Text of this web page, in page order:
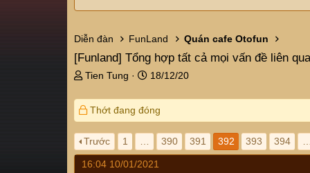
Diễn đàn FunLand Quán cafe Otofun
[Funland] Tổng hợp tất cả mọi vấn đề liên
T
r
e
d
s
t
Tien Tung
N
à
y
i
18/12/20
Thớt đang đóng
Trước 1 390 391 392 393 394
16:04 10/01/2021